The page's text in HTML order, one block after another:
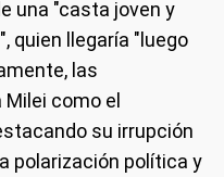
una "casta joven y
quien llegaría "luego
las
como el
su irrupción
polarización política y